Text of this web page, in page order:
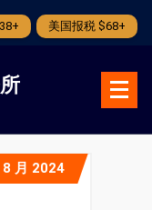
美国报税 $68+
8 月 2024